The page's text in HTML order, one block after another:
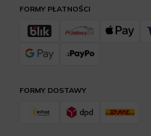
FORMY DOSTAWY
FORMY PŁATNOŚCI